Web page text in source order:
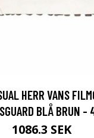
HERR VANS
BLÅ BRUN -
1086.3 SEK